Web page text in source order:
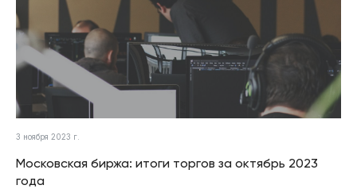
3 ноября 2023 г.
Московская биржа: итоги торгов за октябрь 2023
года